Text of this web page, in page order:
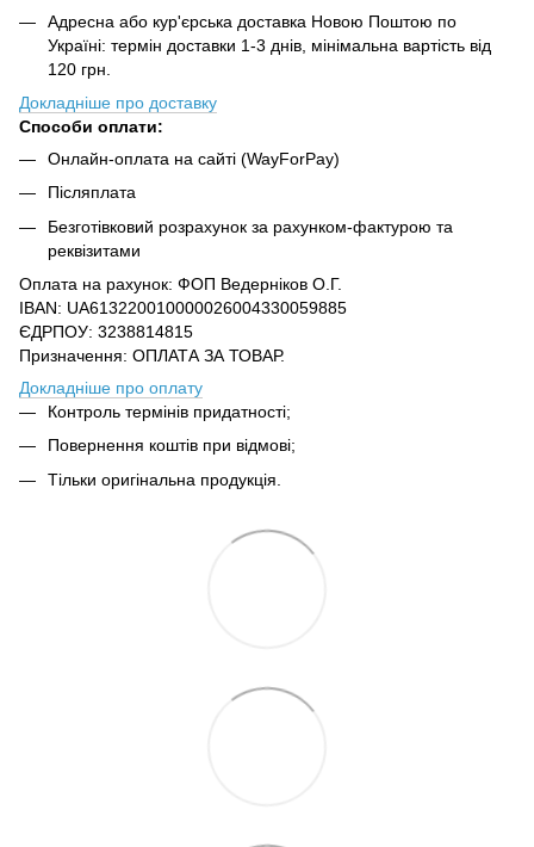
Адресна або кур'єрська доставка Новою Поштою по
Україні: термін доставки 1-3 днів, мінімальна вартість від
120 грн.
Докладніше про доставку
Способи оплати:
Онлайн-оплата на сайті (WayForPay)
Післяплата
Безготівковий розрахунок за рахунком-фактурою та
реквізитами
Оплата на рахунок: ФОП Ведерніков О.Г.
IBAN: UA613220010000026004330059885
ЄДРПОУ: 3238814815
Призначення: ОПЛАТА ЗА ТОВАР.
Докладніше про оплату
Контроль термінів придатності;
Повернення коштів при відмові;
Тільки оригінальна продукція.